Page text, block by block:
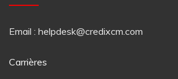
Email : helpdesk@credixcm.com
Carrières